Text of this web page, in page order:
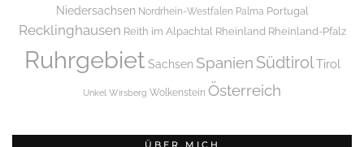
Niedersachsen Nordrhein-Westfalen Palma Portugal
Recklinghausen Reith im Alpachtal Rheinland Rheinland-Pfalz
Ruhrgebiet Sachsen Spanien SüdtirolTirol
Unkel Wirsberg Wolkenstein Österreich
ÜBER MICH